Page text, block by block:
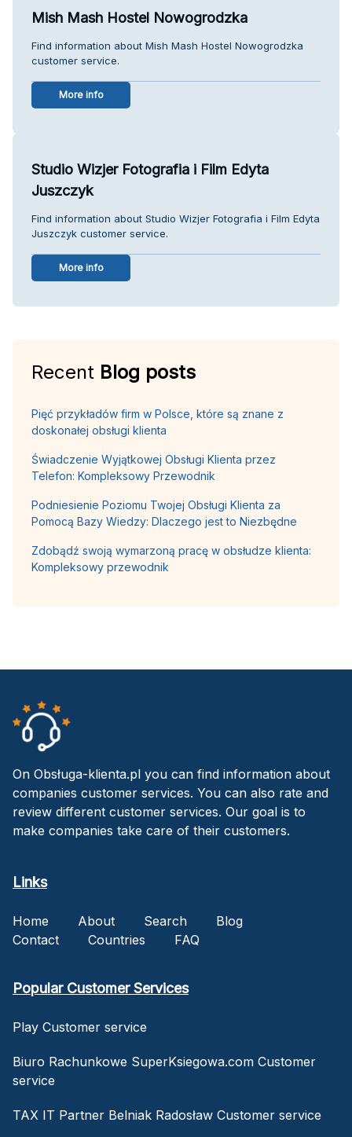
Mish Mash Hostel Nowogrodzka
Find information about Mish Mash Hostel Nowogrodzka
customer service.
More info
Studio Wizjer Fotografia i Film Edyta
Juszczyk
Find information about Studio Wizjer Fotografia i Film Edyta
Juszczyk customer service.
More info
Recent Blog posts
Pięć przykładów firm w Polsce, które są znane z
doskonałej obsługi klienta
Świadczenie Wyjątkowej Obsługi Klienta przez
Telefon: Kompleksowy Przewodnik
Podniesienie Poziomu Twojej Obsługi Klienta za
Pomocą Bazy Wiedzy: Dlaczego jest to Niezbędne
Zdobądź swoją wymarzoną pracę w obsłudze klienta:
Kompleksowy przewodnik
On Obsługa-klienta.pl you can find information about
companies customer services. You can also rate and
review different customer services. Our goal is to
make companies take care of their customers.
Links
Home About Search
Blog
Contact
Countries FAQ
Popular Customer Services
Play Customer service
Biuro Rachunkowe SuperKsiegowa.com Customer
service
TAX IT Partner Belniak Radosław Customer service